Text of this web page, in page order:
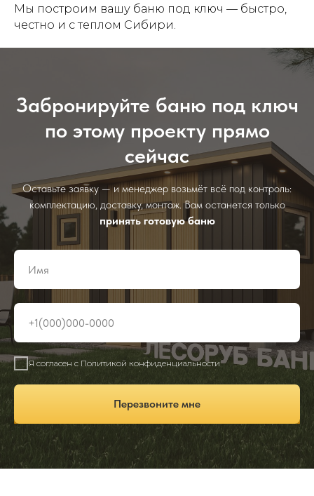
Мы построим вашу баню под ключ — быстро,
честно и с теплом Сибири.
Забронируйте баню под ключ
по этому проекту прямо
сейчас
Оставьте заявку — и менеджер возьмёт всё под контроль:
комплектацию, доставку, монтаж. Вам останется только
принять готовую баню
Я согласен с Политикой конфиденциальности
Перезвоните мне